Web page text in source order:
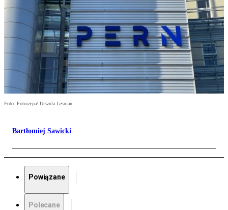
Foto: Fotorzepa/ Urszula Lesman
Bartłomiej Sawicki
Powiązane
Polecane